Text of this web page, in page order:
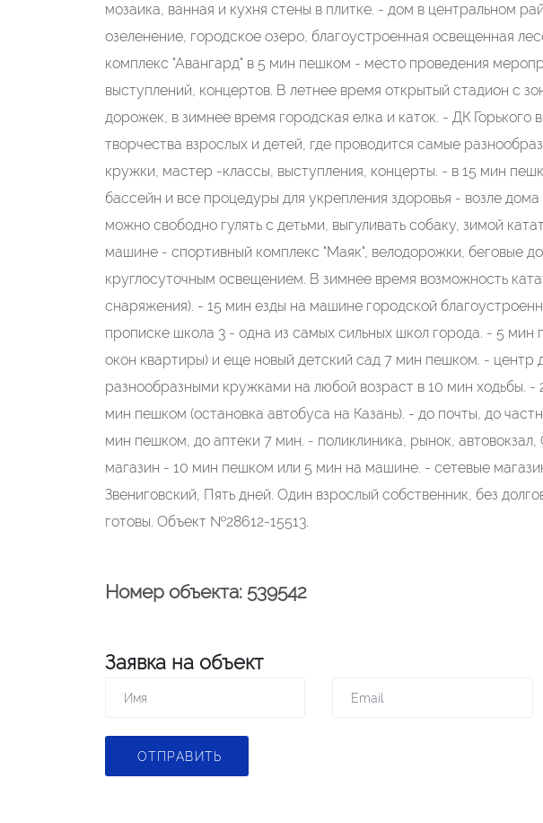
мозаика, ванная и кухня стены в плитке. - дом в центральном
озеленение, городское озеро, благоустроенная освещенная
комплекс "Авангард" в 5 мин пешком - место проведения
выступлений, концертов. В летнее время открытый стадион с
дорожек, в зимнее время городская елка и каток. - ДК
творчества взрослых и детей, где проводится самые
кружки, мастер -классы, выступления, концерты. - в 15 мин
бассейн и все процедуры для укрепления здоровья - возле
можно свободно гулять с детьми, выгуливать собаку, зимой
машине - спортивный комплекс "Маяк", велодорожки, беговые
круглосуточным освещением. В зимнее время возможность
снаряжения). - 15 мин езды на машине городской
прописке школа 3 - одна из самых сильных школ города. - 5 мин
окон квартиры) и еще новый детский сад 7 мин пешком. - центр
разнообразными кружками на любой возраст в 10 мин ходьбы. -
мин пешком (остановка автобуса на Казань). - до почты, до
мин пешком, до аптеки 7 мин. - поликлиника, рынок,
магазин - 10 мин пешком или 5 мин на машине. - сетевые
Звениговский, Пять дней. Один взрослый собственник, без
готовы. Объект №28612-15513.
Номер объекта: 539542
Заявка на объект
ОТПРАВИТЬ